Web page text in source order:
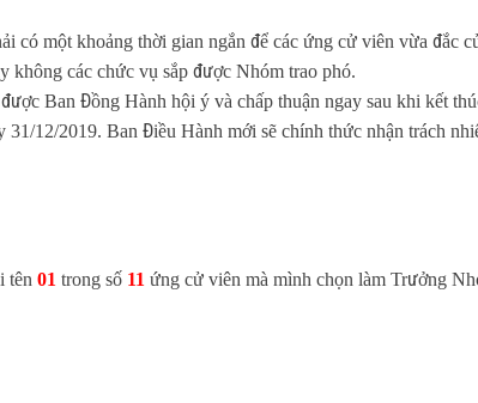
có một khoảng thời gian ngắn để các ứng cử viên vừa đắc
không các chức vụ sắp được Nhóm trao phó.
Ban Đồng Hành hội ý và chấp thuận ngay sau khi kết
12/2019. Ban Điều Hành mới sẽ chính thức nhận trách
tên 01 trong số 11 ứng cử viên mà mình chọn làm Trưởng